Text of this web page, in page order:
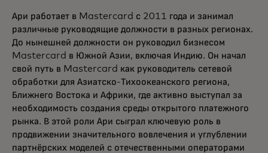
Ари работает в Mastercard с 2011 года и занимал
различные руководящие должности в разных регионах.
До нынешней должности он руководил бизнесом
Mastercard в Южной Азии, включая Индию. Он начал
свой путь в Mastercard как руководитель сетевой
обработки для Азиатско-Тихоокеанского региона,
Ближнего Востока и Африки, где активно выступал за
необходимость создания среды открытого платежного
рынка. В этой роли Ари сыграл ключевую роль в
продвижении значительного вовлечения и углублении
партнёрских моделей с отечественными операторами